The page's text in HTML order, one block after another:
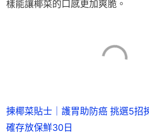
樣能讓椰菜的口感更加爽脆。
揀椰菜貼士｜護胃助防癌 挑選5招
確存放保鮮30日